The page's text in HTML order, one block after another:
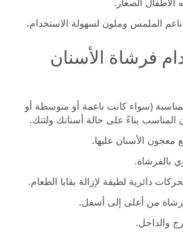
الأطفال الصغار.
الملمس وملون لسهولة الاستخدام.
فرشاة الأسنان
(سواء كانت ناعمة أو متوسطة أو
المناسب بناءً على حالة أسنانك ولثتك.
الأسنان عليها.
بالفرشاة.
دائرية لطيفة لإزالة بقايا الطعام.
من أعلى إلى أسفل.
والداخل.